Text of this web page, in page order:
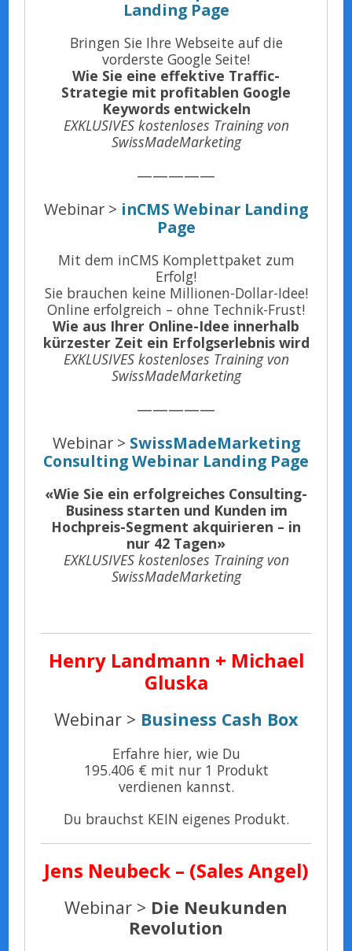
Landing Page
Bringen Sie Ihre Webseite auf die
vorderste Google Seite!
Wie Sie eine effektive Traffic-
Strategie mit profitablen Google
Keywords entwickeln
EXKLUSIVES kostenloses Training von
SwissMadeMarketing
—————
Webinar > inCMS Webinar Landing
Page
Mit dem inCMS Komplettpaket zum
Erfolg!
Sie brauchen keine Millionen-Dollar-Idee!
Online erfolgreich – ohne Technik-Frust!
Wie aus Ihrer Online-Idee innerhalb
kürzester Zeit ein Erfolgserlebnis wird
EXKLUSIVES kostenloses Training von
SwissMadeMarketing
—————
Webinar > SwissMadeMarketing
Consulting Webinar Landing Page
«Wie Sie ein erfolgreiches Consulting-
Business starten und Kunden im
Hochpreis-Segment akquirieren – in
nur 42 Tagen»
EXKLUSIVES kostenloses Training von
SwissMadeMarketing
Henry Landmann + Michael
Gluska
Webinar > Business Cash Box
Erfahre hier, wie Du
195.406 € mit nur 1 Produkt
verdienen kannst.
Du brauchst KEIN eigenes Produkt.
Jens Neubeck – (Sales Angel)
Webinar > Die Neukunden
Revolution